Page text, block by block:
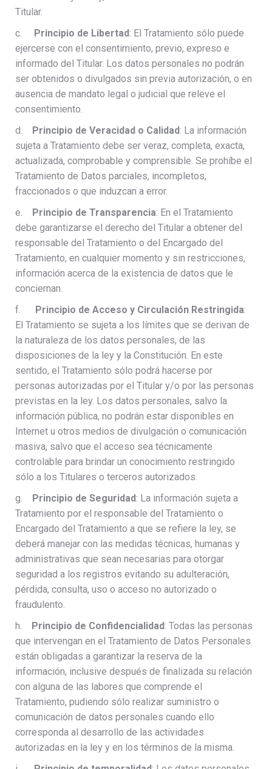
Titular.
c. Principio de Libertad: El Tratamiento sólo puede
ejercerse con el consentimiento, previo, expreso e
informado del Titular. Los datos personales no podrán
ser obtenidos o divulgados sin previa autorización, o en
ausencia de mandato legal o judicial que releve el
consentimiento.
d. Principio de Veracidad o Calidad: La información
sujeta a Tratamiento debe ser veraz, completa, exacta,
actualizada, comprobable y comprensible. Se prohíbe el
Tratamiento de Datos parciales, incompletos,
fraccionados o que induzcan a error.
e. Principio de Transparencia: En el Tratamiento
debe garantizarse el derecho del Titular a obtener del
responsable del Tratamiento o del Encargado del
Tratamiento, en cualquier momento y sin restricciones,
información acerca de la existencia de datos que le
conciernan.
f. Principio de Acceso y Circulación Restringida:
El Tratamiento se sujeta a los límites que se derivan de
la naturaleza de los datos personales, de las
disposiciones de la ley y la Constitución. En este
sentido, el Tratamiento sólo podrá hacerse por
personas autorizadas por el Titular y/o por las personas
previstas en la ley. Los datos personales, salvo la
información pública, no podrán estar disponibles en
Internet u otros medios de divulgación o comunicación
masiva, salvo que el acceso sea técnicamente
controlable para brindar un conocimiento restringido
sólo a los Titulares o terceros autorizados.
g. Principio de Seguridad: La información sujeta a
Tratamiento por el responsable del Tratamiento o
Encargado del Tratamiento a que se refiere la ley, se
deberá manejar con las medidas técnicas, humanas y
administrativas que sean necesarias para otorgar
seguridad a los registros evitando su adulteración,
pérdida, consulta, uso o acceso no autorizado o
fraudulento.
h. Principio de Confidencialidad: Todas las personas
que intervengan en el Tratamiento de Datos Personales
están obligadas a garantizar la reserva de la
información, inclusive después de finalizada su relación
con alguna de las labores que comprende el
Tratamiento, pudiendo sólo realizar suministro o
comunicación de datos personales cuando ello
corresponda al desarrollo de las actividades
autorizadas en la ley y en los términos de la misma.